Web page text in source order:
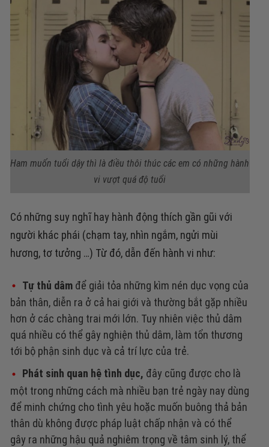
Ham muốn tuổi dậy thì là điều thôi thúc các em có những hành
vi vượt quá độ tuổi
Có những suy nghĩ hay hành động thích gần gũi với
người khác phái (chạm tay, nhìn ngắm, ngửi mùi
hương, tơ tưởng …) Từ đó, dẫn đến hành vi như:
Tự thủ dâm để giải tỏa những kìm nén dục vọng của
bản thân, diễn ra ở cả hai giới và thường bắt gặp nhiều
hơn ở các chàng trai mới lớn. Tuy nhiên việc thủ dâm
quá nhiều có thể gây nghiện thủ dâm, làm tổn thương
tới bộ phận sinh dục và cả trí lực của trẻ.
Phát sinh quan hệ tình dục, đây cũng được cho là
một trong những cách mà nhiều bạn trẻ ngày nay dùng
để minh chứng cho tình yêu hoặc muốn buông thả bản
thân dù không được pháp luật chấp nhận và có thể
gây ra những hậu quả nghiêm trọng về tâm sinh lý, thể